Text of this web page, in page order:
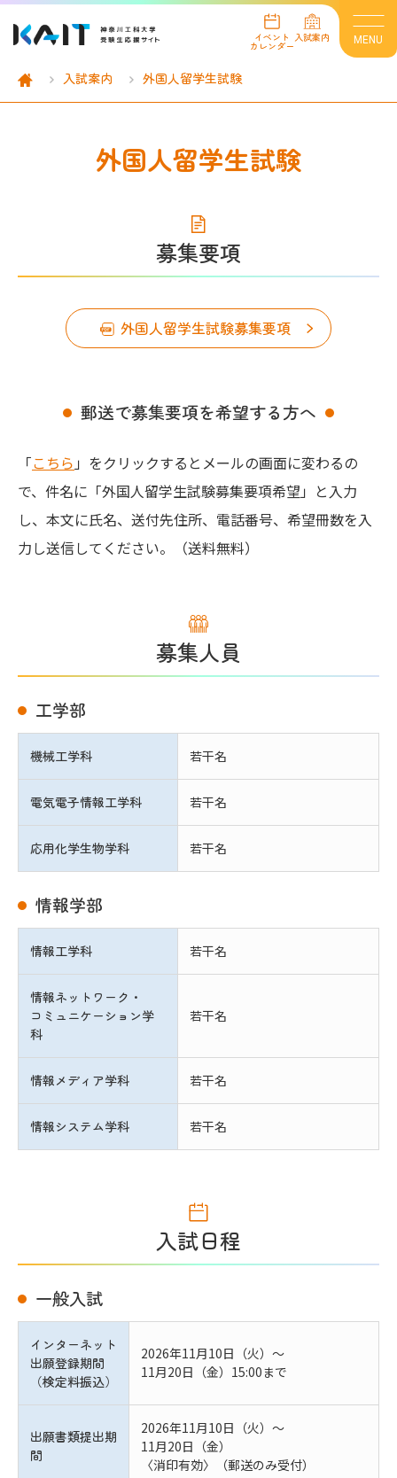
イベント
カレンダー
入試案内 MENU
イベントカレンダー
オープンキャンパス
インターネット出願
入試FAQ／お問い合わせ
・学校推薦型選抜
・編入学試験
学部・学科
KAITの魅力、もっと紹介！
奨学金制度について
保護者の方へ
高大連携・探究学習支援
このサイトについて
神奈川工科大学 公式サイト
交通アクセス トピックス
資料請求 パンフレット
入試案内 外国人留学生試験
外国人留学生試験
募集要項
外国人留学生試験募集要項
郵送で募集要項を希望する方へ
「こちら 」をクリックするとメールの画面に変わるの
で、件名に「外国人留学生試験募集要項希望」と入力
し、本文に氏名、送付先住所、電話番号、希望冊数を入
力し送信してください。（送料無料）
募集人員
工学部
機械工学科 若干名
電気電子情報工学科 若干名
応用化学生物学科 若干名
情報学部
情報工学科 若干名
情報ネットワーク・
コミュニケーション学
科
若干名
情報メディア学科 若干名
情報システム学科 若干名
入試日程
一般入試
インターネット
出願登録期間
（検定料振込）
2026年11月10日（火）～
11月20日（金）15:00まで
出願書類提出期
間
2026年11月10日（火）～
11月20日（金）
〈消印有効〉（郵送のみ受付）